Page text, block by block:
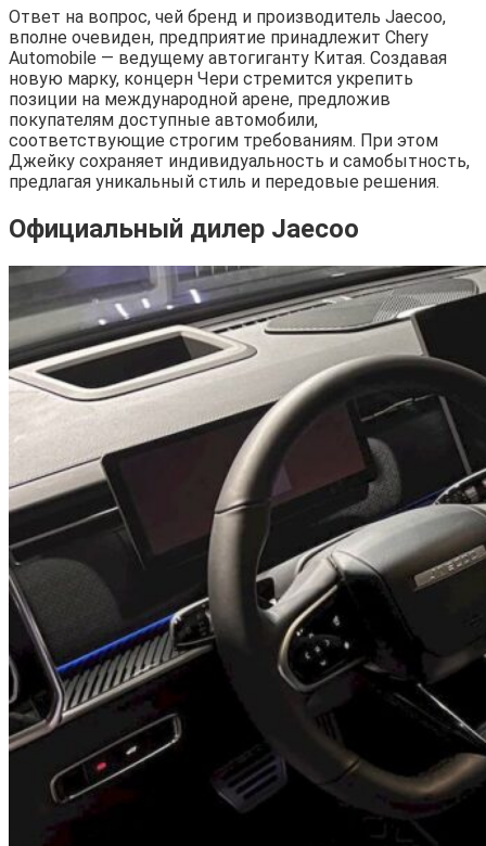
Ответ на вопрос, чей бренд и производитель Jaecoo,
вполне очевиден, предприятие принадлежит Chery
Automobile — ведущему автогиганту Китая. Создавая
новую марку, концерн Чери стремится укрепить
позиции на международной арене, предложив
покупателям доступные автомобили,
соответствующие строгим требованиям. При этом
Джейку сохраняет индивидуальность и самобытность,
предлагая уникальный стиль и передовые решения.
Официальный дилер Jaecoo